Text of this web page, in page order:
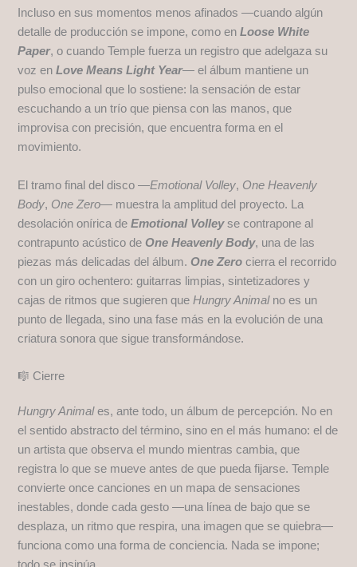
Incluso en sus momentos menos afinados —cuando algún
detalle de producción se impone, como enLoose White
Paper, o cuando Temple fuerza un registro que adelgaza su
voz enLove Means Light Year— el álbum mantiene un
pulso emocional que lo sostiene: la sensación de estar
escuchando a un trío que piensa con las manos, que
improvisa con precisión, que encuentra forma en el
movimiento.
El tramo final del disco —Emotional Volley, One Heavenly
Body, One Zero— muestra la amplitud del proyecto. La
desolación onírica deEmotional Volleyse contrapone al
contrapunto acústico de One Heavenly Body, una de las
piezas más delicadas del álbum. One Zero cierra el recorrido
con un giro ochentero: guitarras limpias, sintetizadores y
cajas de ritmos que sugieren queHungry Animalno es un
punto de llegada, sino una fase más en la evolución de una
criatura sonora que sigue transformándose.
🎼 Cierre
Hungry Animales, ante todo, un álbum de percepción. No en
el sentido abstracto del término, sino en el más humano: el de
un artista que observa el mundo mientras cambia, que
registra lo que se mueve antes de que pueda fijarse. Temple
convierte once canciones en un mapa de sensaciones
inestables, donde cada gesto —una línea de bajo que se
desplaza, un ritmo que respira, una imagen que se quiebra—
funciona como una forma de conciencia. Nada se impone;